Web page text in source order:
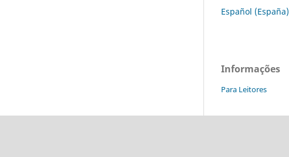
Español (España)
Informações
Para Leitores